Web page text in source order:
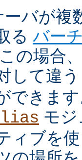
バが複
る バー
の場合
して違
できま
モ
ィブを